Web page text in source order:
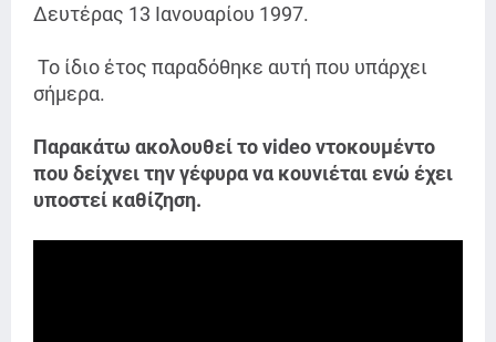
Δευτέρας 13 Ιανουαρίου 1997.
Το ίδιο έτος παραδόθηκε αυτή που υπάρχει
σήμερα.
Παρακάτω ακολουθεί το video ντοκουμέντο
που δείχνει την γέφυρα να κουνιέται ενώ έχει
υποστεί καθίζηση.